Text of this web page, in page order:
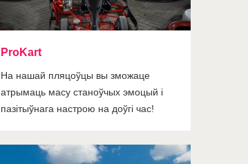
ProKart
На нашай пляцоўцы вы зможаце
атрымаць масу станоўчых эмоцый і
пазітыўнага настрою на доўгі час!